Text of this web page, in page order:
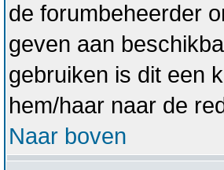
de forumbeheerder
geven aan
gebruiken is dit een
hem/haar naar de
Naar boven